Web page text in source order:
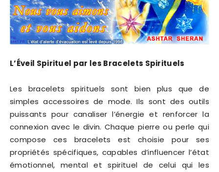
L’Éveil Spirituel par les Bracelets Spirituels
Les bracelets spirituels sont bien plus que de
simples accessoires de mode. Ils sont des outils
puissants pour canaliser l’énergie et renforcer la
connexion avec le divin. Chaque pierre ou perle qui
compose ces bracelets est choisie pour ses
propriétés spécifiques, capables d’influencer l’état
émotionnel, mental et spirituel de celui qui les